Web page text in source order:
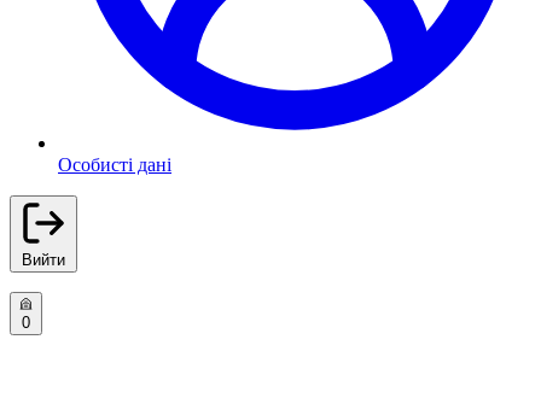
Особисті дані
Вийти
0